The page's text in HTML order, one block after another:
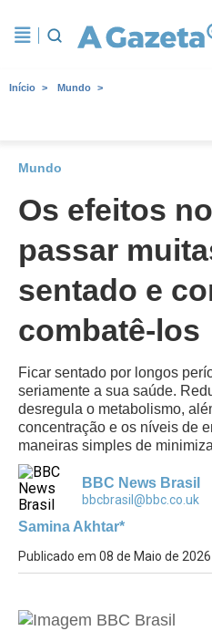
Início Mundo
Mundo
Os efeitos
passar
sentado e
combatê-los
Ficar sentado por longos
seriamente a sua saúde.
desregula o metabolismo,
concentração e os níveis de
maneiras simples de
BBC News Brasil
bbcbrasil@bbc.co.uk
Samina Akhtar*
Publicado em 08 de Maio de